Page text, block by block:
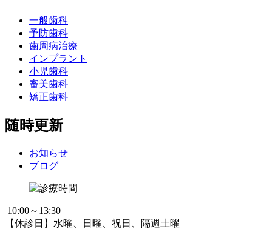
一般歯科
予防歯科
歯周病治療
インプラント
小児歯科
審美歯科
矯正歯科
随時更新
お知らせ
ブログ
10:00～13:30
【休診日】水曜、日曜、祝日、隔週土曜